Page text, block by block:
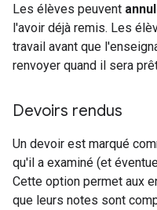
Les élèves peuvent
l'avoir déjà remis. Les
travail avant que
renvoyer quand il sera
Devoirs rendus
Un devoir est marqué
qu'il a examiné (et
Cette option permet aux
que leurs notes sont